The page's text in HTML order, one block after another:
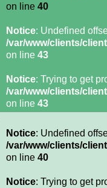
on line 40
Notice: Undefined
/var/www/clients/
on line 43
Notice: Trying to get
/var/www/clients/
on line 43
Notice: Undefined
/var/www/clients/
on line 40
Notice: Trying to get